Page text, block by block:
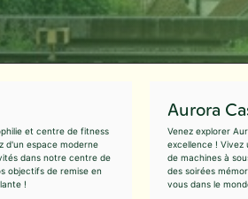
et centre de fitness
d'un espace moderne
dans notre centre de
objectifs de remise en
!
Aurora
Venez explorer
excellence ! Vivez
de machines à
des soirées
vous dans le